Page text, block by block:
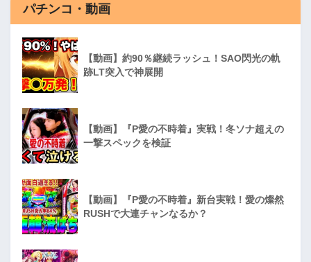
パチンコ・動画
【動画】約90％継続ラッシュ！SAO閃光の軌
跡LT突入で神展開
【動画】『P愛の不時着』実戦！冬ソナ超えの
一撃スペックを検証
【動画】『P愛の不時着』新台実戦！愛の燦然
RUSHで大連チャンなるか？